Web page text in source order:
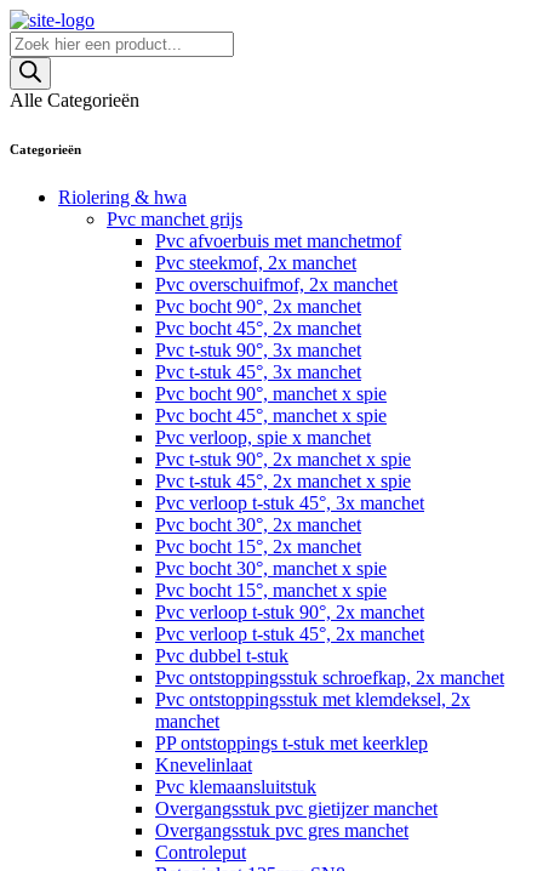
Skip
to
content
Producten
zoeken
Alle Categorieën
Categorieën
Riolering & hwa
Pvc manchet grijs
Pvc afvoerbuis met manchetmof
Pvc steekmof, 2x manchet
Pvc overschuifmof, 2x manchet
Pvc bocht 90°, 2x manchet
Pvc bocht 45°, 2x manchet
Pvc t-stuk 90°, 3x manchet
Pvc t-stuk 45°, 3x manchet
Pvc bocht 90°, manchet x spie
Pvc bocht 45°, manchet x spie
Pvc verloop, spie x manchet
Pvc t-stuk 90°, 2x manchet x spie
Pvc t-stuk 45°, 2x manchet x spie
Pvc verloop t-stuk 45°, 3x manchet
Pvc bocht 30°, 2x manchet
Pvc bocht 15°, 2x manchet
Pvc bocht 30°, manchet x spie
Pvc bocht 15°, manchet x spie
Pvc verloop t-stuk 90°, 2x manchet
Pvc verloop t-stuk 45°, 2x manchet
Pvc dubbel t-stuk
Pvc ontstoppingsstuk schroefkap, 2x manchet
Pvc ontstoppingsstuk met klemdeksel, 2x
manchet
PP ontstoppings t-stuk met keerklep
Knevelinlaat
Pvc klemaansluitstuk
Overgangsstuk pvc gietijzer manchet
Overgangsstuk pvc gres manchet
Controleput